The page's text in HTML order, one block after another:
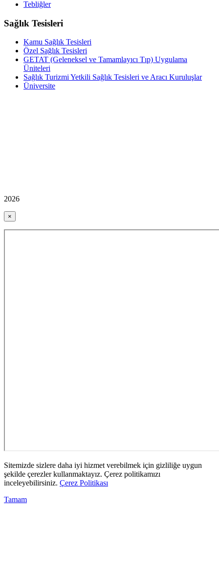
Tebliğler
Sağlık Tesisleri
Kamu Sağlık Tesisleri
Özel Sağlık Tesisleri
GETAT (Geleneksel ve Tamamlayıcı Tıp) Uygulama
Üniteleri
Sağlık Turizmi Yetkili Sağlık Tesisleri ve Aracı Kuruluşlar
Üniversite
2026
×
Sitemizde sizlere daha iyi hizmet verebilmek için gizliliğe uygun
şekilde çerezler kullanmaktayız. Çerez politikamızı
inceleyebilirsiniz. Çerez Politikası
Tamam